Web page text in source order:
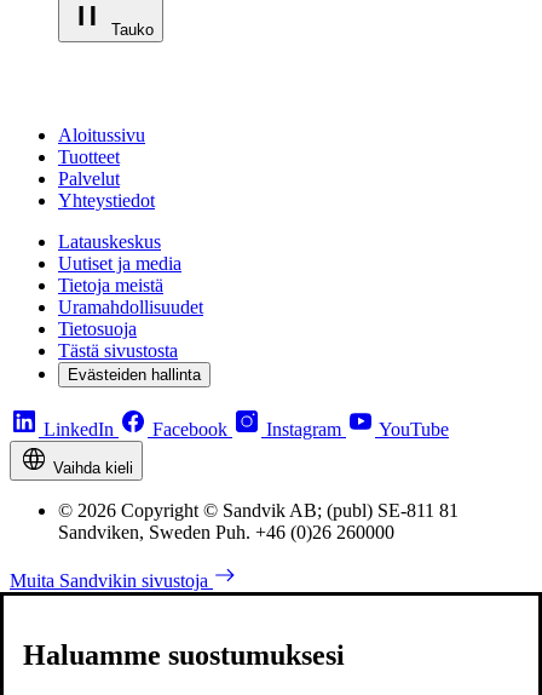
Tauko
Aloitussivu
Tuotteet
Palvelut
Yhteystiedot
Latauskeskus
Uutiset ja media
Tietoja meistä
Uramahdollisuudet
Tietosuoja
Tästä sivustosta
Evästeiden hallinta
LinkedIn Facebook Instagram YouTube
Vaihda kieli
© 2026 Copyright © Sandvik AB; (publ) SE-811 81
Sandviken, Sweden Puh. +46 (0)26 260000
Muita Sandvikin sivustoja
Haluamme suostumuksesi